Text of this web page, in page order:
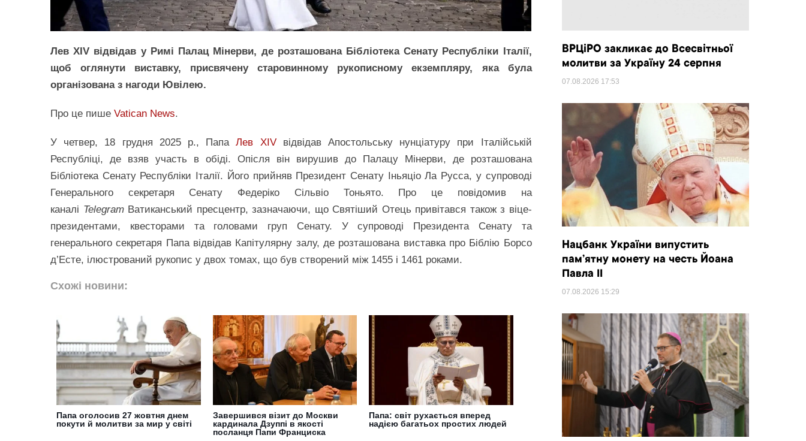
Лев XIV відвідав у Римі Палац Мінерви, де розташована Бібліотека Сенату Республіки Італії,
щоб оглянути виставку, присвячену старовинному рукописному екземпляру, яка була
організована з нагоди Ювілею.
Про це пише Vatican News.
У четвер, 18 грудня 2025 р., ПапаЛев XIVвідвідав Апостольську нунціатуру при Італійській
Республіці, де взяв участь в обіді. Опісля він вирушив до Палацу Мінерви, де розташована
Бібліотека Сенату Республіки Італії. Його прийняв Президент Сенату Іньяціо Ла Русса, у супроводі
Генерального секретаря Сенату Федеріко Сільвіо Тоньято. Про це повідомив на
каналі TelegramВатиканський пресцентр, зазначаючи, що Святіший Отець привітався також з віце-
президентами, квесторами та головами груп Сенату. У супроводі Президента Сенату та
генерального секретаря Папа відвідав Капітулярну залу, де розташована виставка про Біблію Борсо
д’Есте, ілюстрований рукопис у двох томах, що був створений між 1455 і 1461 роками.
Схожі новини:
Папа оголосив 27 жовтня днем
покути й молитви за мир у світі
Завершився візит до Москви
кардинала Дзуппі в якості
посланця Папи Франциска
Папа: світ рухається вперед
надією багатьох простих людей
ВРЦіРО закликає до Всесвітньої
молитви за Україну 24 серпня
07.08.2026 17:53
Нацбанк України випустить
пам’ятну монету на честь Йоана
Павла II
07.08.2026 15:29